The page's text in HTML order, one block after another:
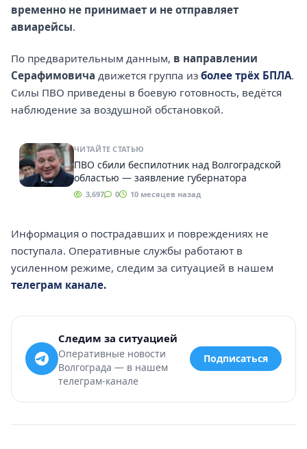
временно не принимает и не отправляет
авиарейсы.
По предварительным данным, в направлении
Серафимовича движется группа из более трёх БПЛА.
Силы ПВО приведены в боевую готовность, ведётся
наблюдение за воздушной обстановкой.
ЧИТАЙТЕ СТАТЬЮ
ПВО сбили беспилотник над Волгоградской
областью — заявление губернатора
3,697 0 10 месяцев назад
Информация о пострадавших и повреждениях не
поступала. Оперативные службы работают в
усиленном режиме, следим за ситуацией в нашем
телеграм канале.
Следим за ситуацией
Оперативные новости
Волгограда — в нашем
телеграм-канале
Подписаться